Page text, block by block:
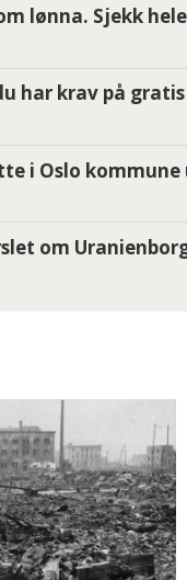
lønna. Sjekk
har krav på
i Oslo
om